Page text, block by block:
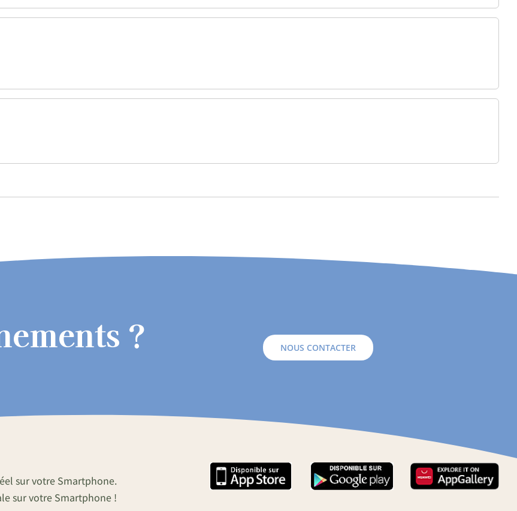
? NOUS CONTACTER
sur votre Smartphone.
sur votre Smartphone !